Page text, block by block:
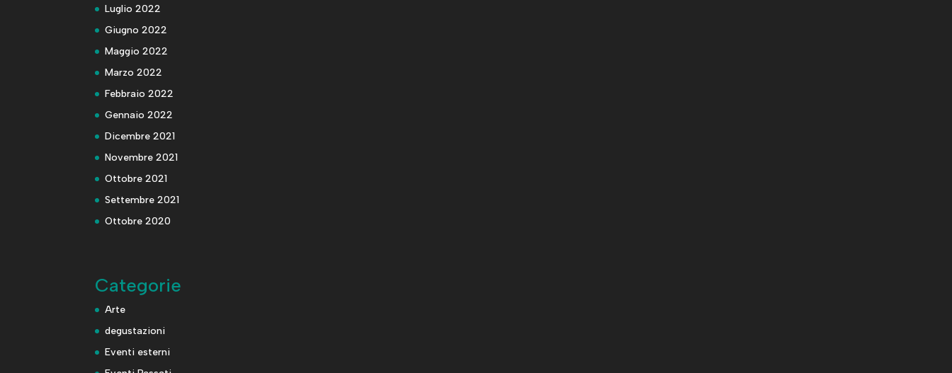
Luglio 2022
Giugno 2022
Maggio 2022
Marzo 2022
Febbraio 2022
Gennaio 2022
Dicembre 2021
Novembre 2021
Ottobre 2021
Settembre 2021
Ottobre 2020
Categorie
Arte
degustazioni
Eventi esterni